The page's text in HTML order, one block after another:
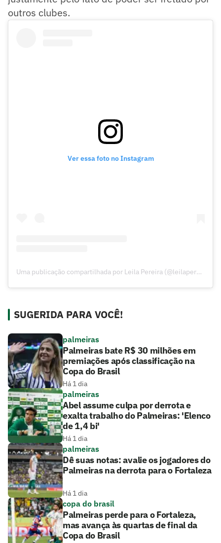
outros clubes.
Ver essa foto no Instagram
Uma publicação compartilhada por Leila Pereira (@leilapereira)
SUGERIDA PARA VOCÊ!
palmeiras
Palmeiras bate R$ 30 milhões em
premiações após classificação na
Copa do Brasil
Há 1 dia
palmeiras
Abel assume culpa por derrota e
exalta trabalho do Palmeiras: 'Elenco
de 1,4 bi'
Há 1 dia
palmeiras
Dê suas notas: avalie os jogadores do
Palmeiras na derrota para o Fortaleza
Há 1 dia
copa do brasil
Palmeiras perde para o Fortaleza,
mas avança às quartas de final da
Copa do Brasil